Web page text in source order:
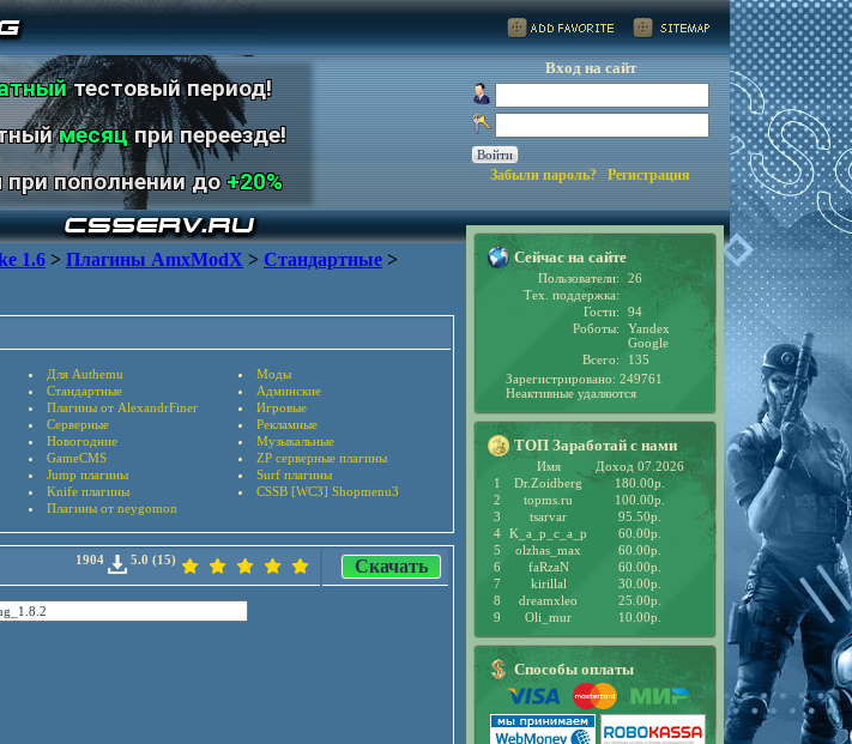
тестовый период!
месяцпри переезде!
пополнении до+20%
1.6 > Плагины AmxModX > Стандартные >
Для Authemu
Моды
Стандартные
Админские
Плагины от AlexandrFiner
Игровые
Серверные
Рекламные
Новогодние
Музыкальные
GameCMS
ZP серверные плагины
Jump плагины
Surf плагины
Knife плагины
CSSB [WC3] Shopmenu3
Плагины от neygomon
1904 5.0 (15) Скачать
Вход на сайт
Забыли пароль? Регистрация
Сейчас на сайте
Пользователи:
26
Тех. поддержка:
Гости:
94
Роботы:
Yandex
Google
Всего:
135
Зарегистрировано: 249761
Неактивные удаляются
ТОП Заработай с нами
Имя
Доход 07.2026
1
Dr.Zoidberg
180.00р.
2
topms.ru
100.00р.
3
tsarvar
95.50р.
4 K_a_p_c_a_p
60.00р.
5
olzhas_max
60.00р.
6
faRzaN
60.00р.
7
kirillal
30.00р.
8
dreamxleo
25.00р.
9
Oli_mur 10.00р.
Способы оплаты